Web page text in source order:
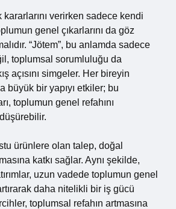
verirken sadece kendi
genel çıkarlarını da göz
“Jötem”, bu anlamda sadece
toplumsal sorumluluğu da
açısını simgeler. Her bireyin
büyük bir yapıyı etkiler; bu
toplumun genel refahını
ürünlere olan talep, doğal
katkı sağlar. Aynı şekilde,
uzun vadede toplumun genel
daha nitelikli bir iş gücü
toplumsal refahın artmasına